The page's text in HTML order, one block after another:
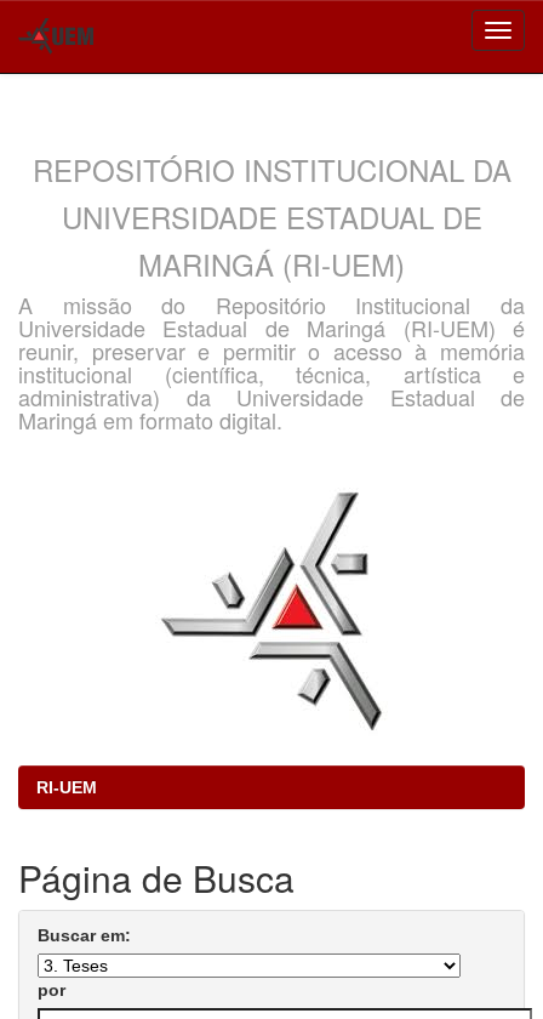
REPOSITÓRIO INSTITUCIONAL DA
UNIVERSIDADE ESTADUAL DE
MARINGÁ (RI-UEM)
A missão do Repositório Institucional da
Universidade Estadual de Maringá (RI-UEM) é
reunir, preservar e permitir o acesso à memória
institucional (científica, técnica, artística e
administrativa) da Universidade Estadual de
Maringá em formato digital.
RI-UEM
Página de Busca
Buscar em:
por